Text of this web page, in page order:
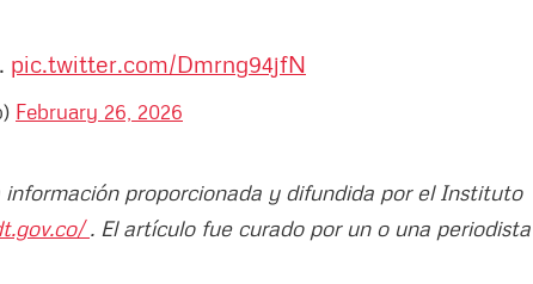
pic.twitter.com/Dmrng94jfN
February 26, 2026
proporcionada y difundida por el Instituto
. El artículo fue curado por un o una periodista